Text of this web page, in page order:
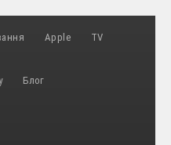
Apple TV
Блог